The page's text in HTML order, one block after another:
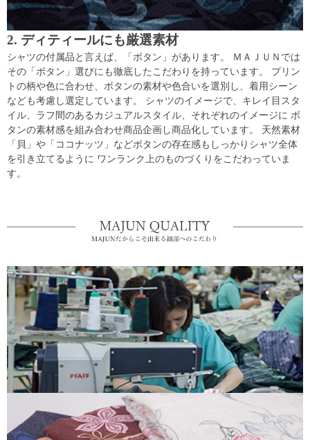
2. ディティールにも厳選素材
シャツの付属品と言えば、「ボタン」があります。 ＭＡＪＵＮでは
その「ボタン」選びにも徹底したこだわりを持っています。 プリン
トの柄や色に合わせ、ボタンの素材や色合いを選別し、着用シーン
なども考慮し選定しています。 シャツのイメージで、キレイ目スタ
イル、ラフ間のあるカジュアルスタイル、それぞれのイメージに ボ
タンの素材感を組み合わせ商品企画し商品化しています。 天然素材
「貝」や「ココナッツ」などボタンの存在感もしっかりシャツ全体
を引き立てるように ワンランク上のものづくりをこだわっていま
す。